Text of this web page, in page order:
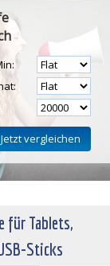
für Tablets,
Sticks